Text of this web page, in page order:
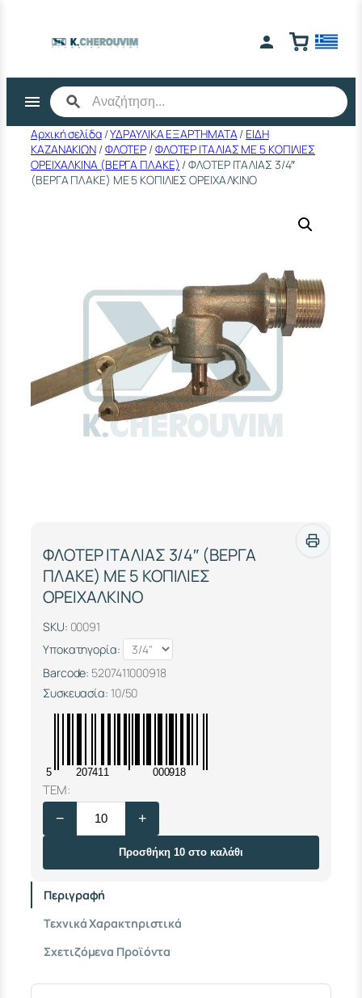
περιεχόμενο
Αρχική σελίδα/ΥΔΡΑΥΛΙΚΑ ΕΞΑΡΤΗΜΑΤΑ / ΕΙΔΗ
ΚΑΖΑΝΑΚΙΩΝ /ΦΛΟΤΕΡ /ΦΛΟΤΕΡ ΙΤΑΛΙΑΣ ΜΕ 5 ΚΟΠΙΛΙΕΣ
ΟΡΕΙΧΑΛΚΙΝΑ (ΒΕΡΓΑ ΠΛΑΚΕ) / ΦΛΟΤΕΡ ΙΤΑΛΙΑΣ 3/4″
(ΒΕΡΓΑ ΠΛΑΚΕ) ΜΕ 5 ΚΟΠΙΛΙΕΣ ΟΡΕΙΧΑΛΚΙΝΟ
ΦΛΟΤΕΡ ΙΤΑΛΙΑΣ 3/4″ (ΒΕΡΓΑ
ΠΛΑΚΕ) ΜΕ 5 ΚΟΠΙΛΙΕΣ
ΟΡΕΙΧΑΛΚΙΝΟ
SKU: 00091
Υποκατηγορία:
Barcode: 5207411000918
Συσκευασία: 10/50
5 207411 000918
ΤΕΜ:
Φ
Λ
Τ
Ρ
Τ
Λ
Α
3
− +
Προσθήκη 10 στο καλάθι
Περιγραφή
Τεχνικά Χαρακτηριστικά
Σχετιζόμενα Προϊόντα